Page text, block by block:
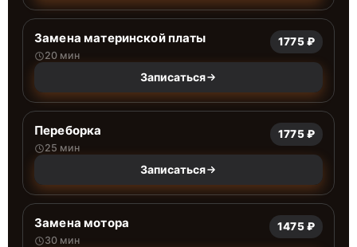
Замена материнской платы
20 мин
1775 ₽
Записаться
Переборка
25 мин
1775 ₽
Записаться
Замена мотора
30 мин
1475 ₽